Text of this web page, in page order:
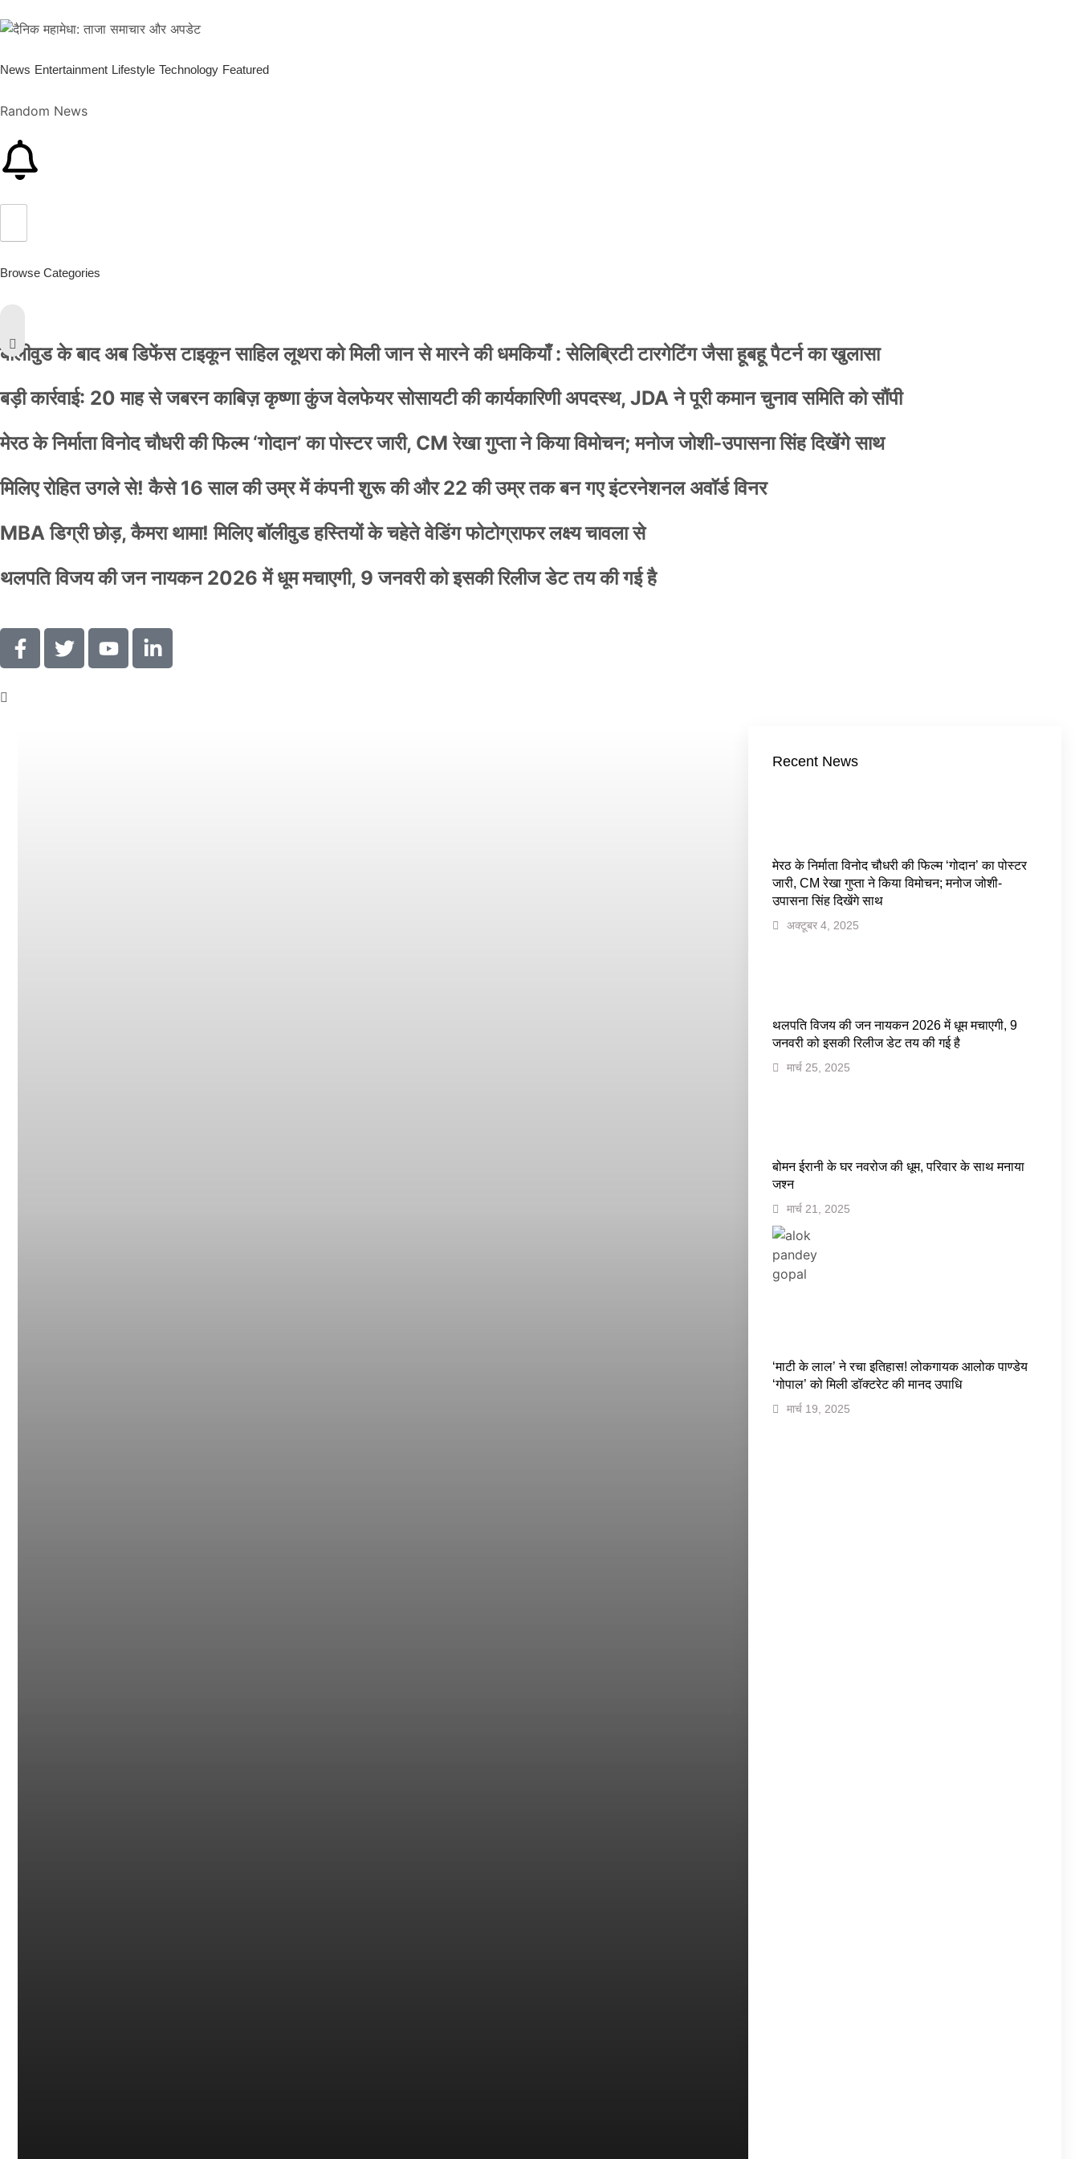
News Entertainment Lifestyle Technology Featured
Random News
Browse Categories
बॉलीवुड के बाद अब डिफेंस टाइकून साहिल लूथरा को मिली जान से मारने की धमकियाँ : सेलिब्रिटी टारगेटिंग जैसा हूबहू पैटर्न का खुलासा
बड़ी कार्रवाई: 20 माह से जबरन काबिज़ कृष्णा कुंज वेलफेयर सोसायटी की कार्यकारिणी अपदस्थ, JDA ने पूरी कमान चुनाव समिति को सौंपी
मेरठ के निर्माता विनोद चौधरी की फिल्म ‘गोदान’ का पोस्टर जारी, CM रेखा गुप्ता ने किया विमोचन; मनोज जोशी-उपासना सिंह दिखेंगे साथ
मिलिए रोहित उगले से! कैसे 16 साल की उम्र में कंपनी शुरू की और 22 की उम्र तक बन गए इंटरनेशनल अवॉर्ड विनर
MBA डिग्री छोड़, कैमरा थामा! मिलिए बॉलीवुड हस्तियों के चहेते वेडिंग फोटोग्राफर लक्ष्य चावला से
थलपति विजय की जन नायकन 2026 में धूम मचाएगी, 9 जनवरी को इसकी रिलीज डेट तय की गई है
Recent News
मेरठ के निर्माता विनोद चौधरी की फिल्म ‘गोदान’ का पोस्टर
जारी, CM रेखा गुप्ता ने किया विमोचन; मनोज जोशी-
उपासना सिंह दिखेंगे साथ
अक्टूबर 4, 2025
थलपति विजय की जन नायकन 2026 में धूम मचाएगी, 9
जनवरी को इसकी रिलीज डेट तय की गई है
मार्च 25, 2025
बोमन ईरानी के घर नवरोज की धूम, परिवार के साथ मनाया
जश्न
मार्च 21, 2025
‘माटी के लाल’ ने रचा इतिहास! लोकगायक आलोक पाण्डेय
‘गोपाल’ को मिली डॉक्टरेट की मानद उपाधि
मार्च 19, 2025